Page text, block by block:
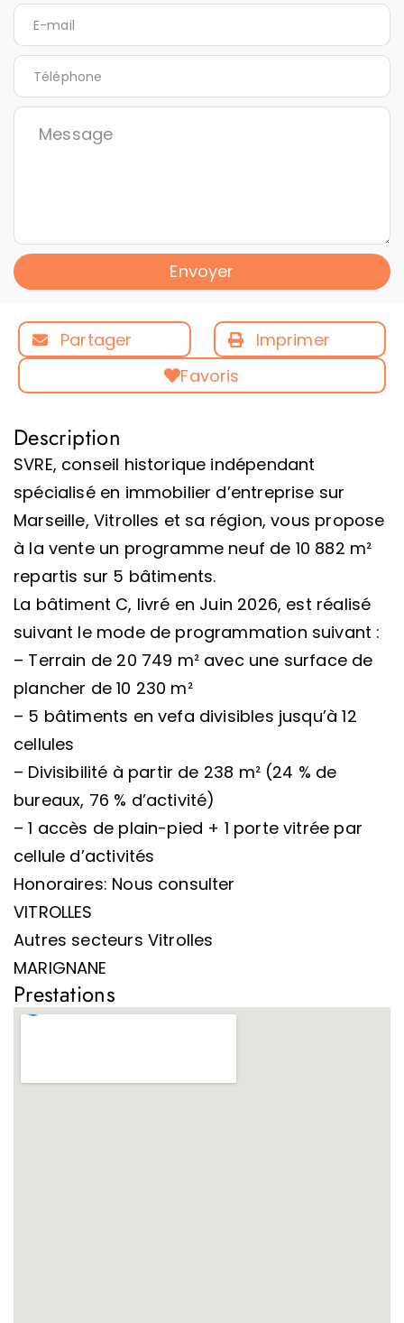
Envoyer
Partager
Imprimer
Favoris
Description
SVRE, conseil historique indépendant
spécialisé en immobilier d’entreprise sur
Marseille, Vitrolles et sa région, vous propose
à la vente un programme neuf de 10 882 m²
repartis sur 5 bâtiments.
La bâtiment C, livré en Juin 2026, est réalisé
suivant le mode de programmation suivant :
– Terrain de 20 749 m² avec une surface de
plancher de 10 230 m²
– 5 bâtiments en vefa divisibles jusqu’à 12
cellules
– Divisibilité à partir de 238 m² (24 % de
bureaux, 76 % d’activité)
– 1 accès de plain-pied + 1 porte vitrée par
cellule d’activités
Honoraires: Nous consulter
VITROLLES
Autres secteurs Vitrolles
MARIGNANE
Prestations